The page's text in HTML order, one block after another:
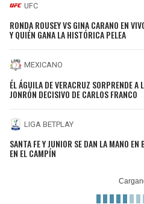
UFC
RONDA ROUSEY VS GINA CARANO EN
Y QUIÉN GANA LA HISTÓRICA PELEA
MEXICANO
ÉL ÁGUILA DE VERACRUZ SORPRENDE A
JONRÓN DECISIVO DE CARLOS FRANCO
LIGA BETPLAY
SANTA FE Y JUNIOR SE DAN LA MANO EN
EN EL CAMPÍN